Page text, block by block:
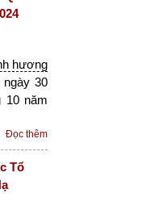
hương
30
10 năm
Đọc thêm
Tổ